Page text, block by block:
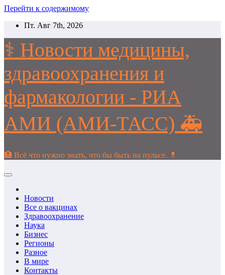
Перейти к содержимому
Пт. Авг 7th, 2026
⚕️ Новости медицины,
здравоохранения и
фармакологии - РИА
АМИ (АМИ-ТАСС) 🚑
🏥 Всё что нужно знать, что бы быть на пульсе. 💊
Новости
Все о вакцинах
Здравоохранение
Наука
Бизнес
Регионы
Разное
В мире
Контакты